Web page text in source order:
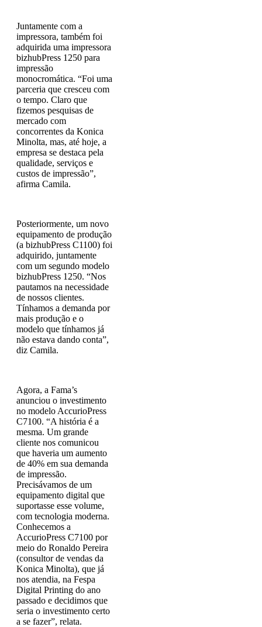
Juntamente com a
impressora, também foi
adquirida uma impressora
bizhubPress 1250 para
impressão
monocromática. “Foi uma
parceria que cresceu com
o tempo. Claro que
fizemos pesquisas de
mercado com
concorrentes da Konica
Minolta, mas, até hoje, a
empresa se destaca pela
qualidade, serviços e
custos de impressão”,
afirma Camila.
Posteriormente, um novo
equipamento de produção
(a bizhubPress C1100) foi
adquirido, juntamente
com um segundo modelo
bizhubPress 1250. “Nos
pautamos na necessidade
de nossos clientes.
Tínhamos a demanda por
mais produção e o
modelo que tínhamos já
não estava dando conta”,
diz Camila.
Agora, a Fama’s
anunciou o investimento
no modelo AccurioPress
C7100. “A história é a
mesma. Um grande
cliente nos comunicou
que haveria um aumento
de 40% em sua demanda
de impressão.
Precisávamos de um
equipamento digital que
suportasse esse volume,
com tecnologia moderna.
Conhecemos a
AccurioPress C7100 por
meio do Ronaldo Pereira
(consultor de vendas da
Konica Minolta), que já
nos atendia, na Fespa
Digital Printing do ano
passado e decidimos que
seria o investimento certo
a se fazer”, relata.